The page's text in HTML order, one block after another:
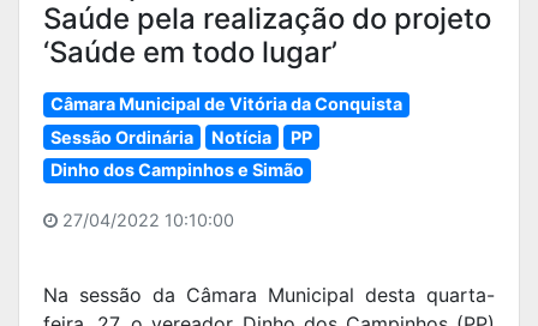
Saúde pela realização do projeto
‘Saúde em todo lugar’
Câmara Municipal de Vitória da Conquista
Sessão Ordinária
Notícia
PP
Dinho dos Campinhos e Simão
27/04/2022 10:10:00
Na sessão da Câmara Municipal desta quarta-